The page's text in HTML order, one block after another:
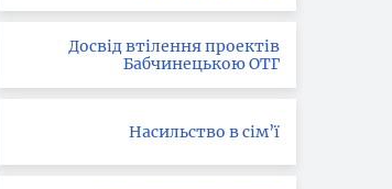
Досвід втілення проектів
Бабчинецькою ОТГ
Насильство в сім’ї